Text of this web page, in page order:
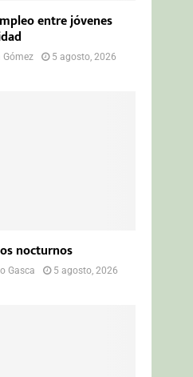
entre jóvenes
Gómez
5 agosto, 2026
nocturnos
Gasca
5 agosto, 2026